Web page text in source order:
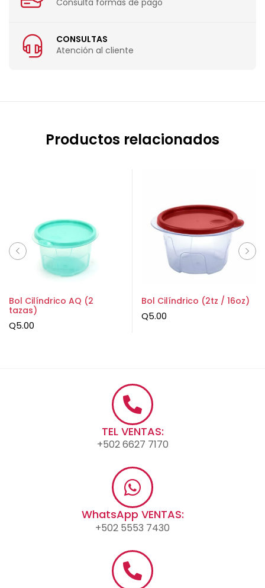
Consulta formas de pago
CONSULTAS
Atención al cliente
Productos relacionados
Bol Cilíndrico AQ (2
tazas)
Q5.00
Bol Cilíndrico (2tz / 16oz)
Q5.00
TEL VENTAS:
+502 6627 7170
WhatsApp VENTAS:
+502 5553 7430